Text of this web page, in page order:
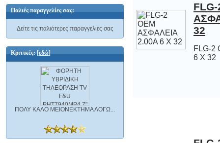
Παλιές παραγγελίες σας:
Δείτε τις παλιότερες παραγγελίες σας
Κριτικές:[εδώ]
ΠΟΛΥ ΚΑΛΟ ΜΕΙΟΝΕΚΤΗΜΑ ΛΟΓΩ...
32
FLG-
6 Χ 32